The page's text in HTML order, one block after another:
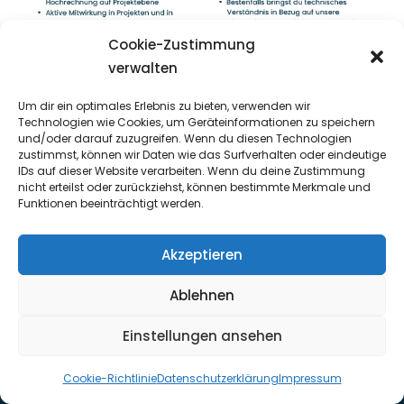
Cookie-Zustimmung
verwalten
Um dir ein optimales Erlebnis zu bieten, verwenden wir
Technologien wie Cookies, um Geräteinformationen zu speichern
und/oder darauf zuzugreifen. Wenn du diesen Technologien
zustimmst, können wir Daten wie das Surfverhalten oder eindeutige
IDs auf dieser Website verarbeiten. Wenn du deine Zustimmung
nicht erteilst oder zurückziehst, können bestimmte Merkmale und
Funktionen beeinträchtigt werden.
Akzeptieren
Ablehnen
Einstellungen ansehen
Cookie-RichtlinieDatenschutzerklärungImpressum
Zertifikate Downloads
Impressum
Qualitätsmanagement
Datenschutz
Kontakt
Cookies